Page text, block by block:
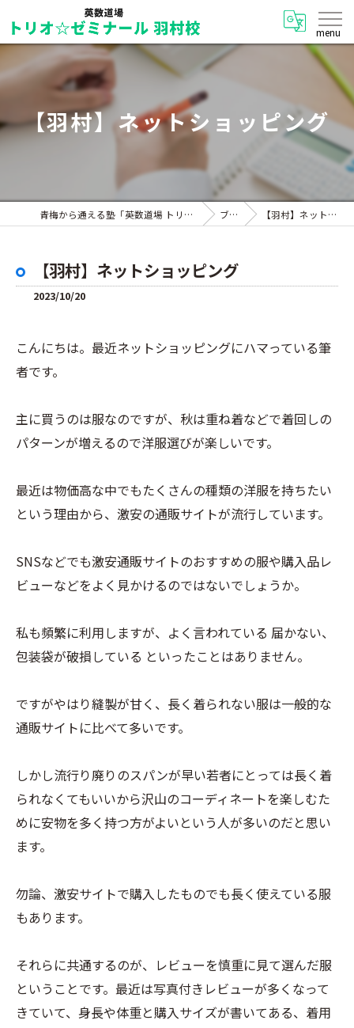
【羽村】ネットショッピング
青梅から通える塾「英数道場 トリオ☆ゼミナール 羽村校」 ブログ 【羽村】ネットショッピング
【羽村】ネットショッピング
2023/10/20
こんにちは。最近ネットショッピングにハマっている筆
者です。
主に買うのは服なのですが、秋は重ね着などで着回しの
パターンが増えるので洋服選びが楽しいです。
最近は物価高な中でもたくさんの種類の洋服を持ちたい
という理由から、激安の通販サイトが流行しています。
SNSなどでも激安通販サイトのおすすめの服や購入品レ
ビューなどをよく見かけるのではないでしょうか。
私も頻繁に利用しますが、よく言われている 届かない、
包装袋が破損している といったことはありません。
ですがやはり縫製が甘く、長く着られない服は一般的な
通販サイトに比べて多いです。
しかし流行り廃りのスパンが早い若者にとっては長く着
られなくてもいいから沢山のコーディネートを楽しむた
めに安物を多く持つ方がよいという人が多いのだと思い
ます。
勿論、激安サイトで購入したものでも長く使えている服
もあります。
それらに共通するのが、レビューを慎重に見て選んだ服
ということです。最近は写真付きレビューが多くなって
きていて、身長や体重と購入サイズが書いてある、着用